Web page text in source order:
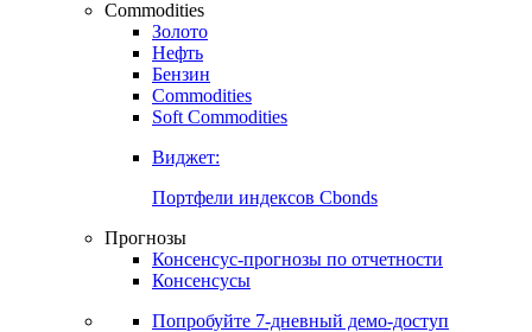
Commodities
Золото
Нефть
Бензин
Commodities
Soft Commodities
Виджет:
Портфели индексов Cbonds
Прогнозы
Консенсус-прогнозы по отчетности
Консенсусы
Попробуйте 7-дневный демо-доступ